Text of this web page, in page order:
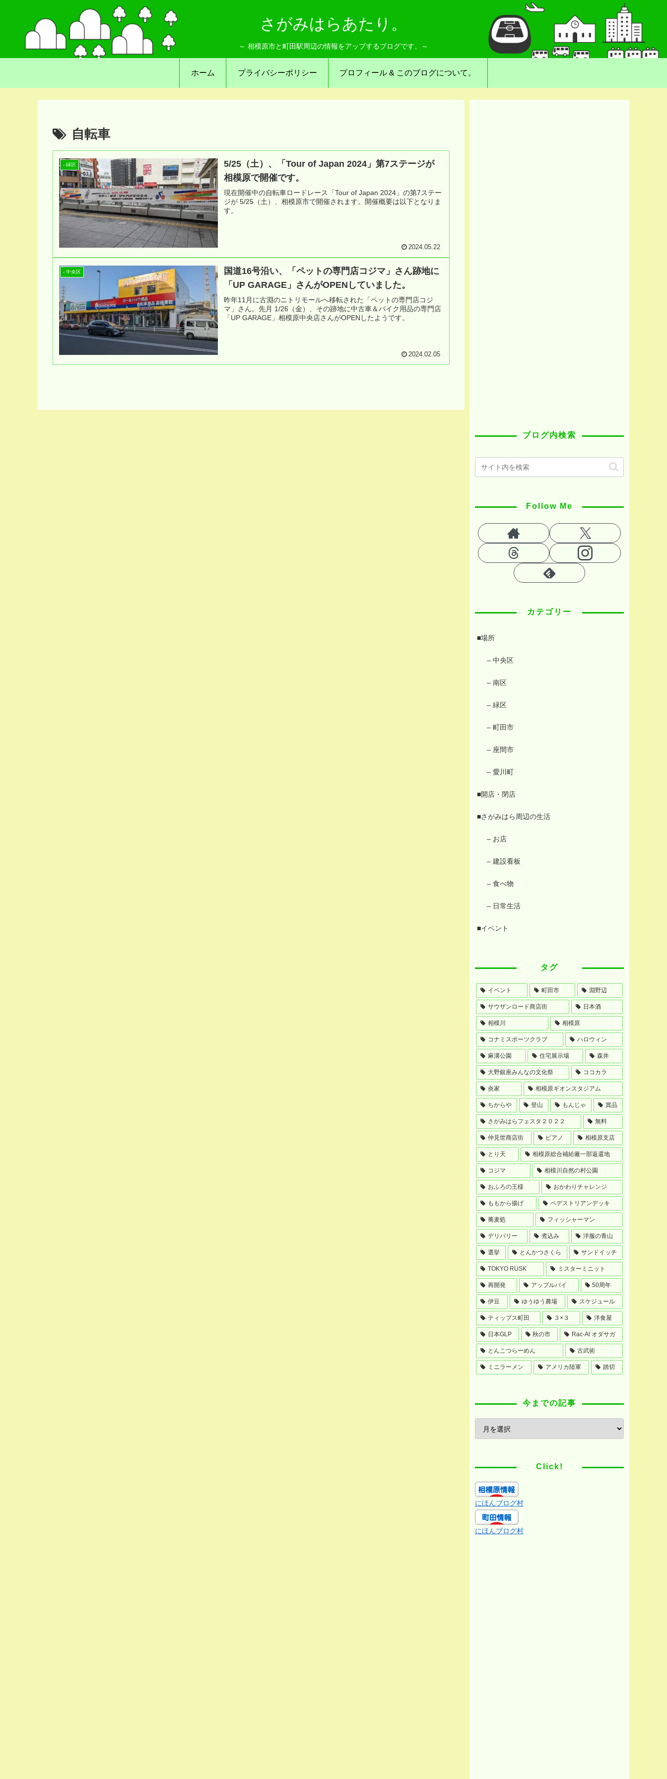
さがみはらあたり。
～ 相模原市と町田駅周辺の情報をアップするブログです。～
ホーム プライバシーポリシー プロフィール & このブログについて。
自転車
- 緑区
5/25（土）、「Tour of Japan 2024」第7ステージが
相模原で開催です。
現在開催中の自転車ロードレース「Tour of Japan 2024」の第7ステー
ジが 5/25（土）、相模原市で開催されます。開催概要は以下となりま
す。
2024.05.22
- 中央区
国道16号沿い、「ペットの専門店コジマ」さん跡地に
「UP GARAGE」さんがOPENしていました。
昨年11月に古淵のニトリモールへ移転された「ペットの専門店コジ
マ」さん。先月 1/26（金）、その跡地に中古車＆バイク用品の専門店
「UP GARAGE」相模原中央店さんがOPENしたようです。
2024.02.05
ブログ内検索
Follow Me
カテゴリー
■場所
– 中央区
– 南区
– 緑区
– 町田市
– 座間市
– 愛川町
■開店・閉店
■さがみはら周辺の生活
– お店
– 建設看板
– 食べ物
– 日常生活
■イベント
タグ
イベント 町田市 淵野辺
サウザンロード商店街 日本酒
相模川 相模原
コナミスポーツクラブ ハロウィン
麻溝公園 住宅展示場 森井
大野銀座みんなの文化祭 ココカラ
炎家 相模原ギオンスタジアム
ちからや 登山 もんじゃ 賞品
さがみはらフェスタ２０２２ 無料
仲見世商店街 ピアノ 相模原支店
とり天 相模原総合補給廠一部返還地
コジマ 相模川自然の村公園
おふろの王様 おかわりチャレンジ
ももから揚げ ペデストリアンデッキ
蕎麦処 フィッシャーマン
デリバリー 煮込み 洋服の青山
選挙 とんかつさくら サンドイッチ
TOKYO RUSK ミスターミニット
再開発 アップルパイ 50周年
伊豆 ゆうゆう農場 スケジュール
ティップス町田 ３×３ 洋食屋
日本GLP 秋の市 Rac-Al オダサガ
とんこつらーめん 古武術
ミニラーメン アメリカ陸軍 踏切
今までの記事
Click!
にほんブログ村
にほんブログ村